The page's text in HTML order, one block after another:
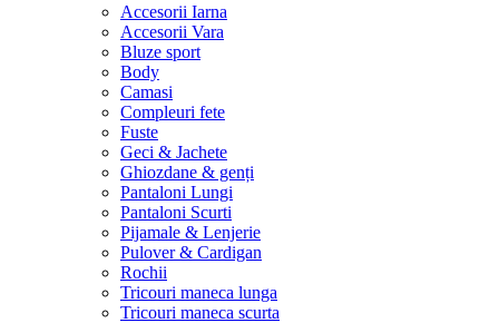
Accesorii Iarna
Accesorii Vara
Bluze sport
Body
Camasi
Compleuri fete
Fuste
Geci & Jachete
Ghiozdane & genți
Pantaloni Lungi
Pantaloni Scurti
Pijamale & Lenjerie
Pulover & Cardigan
Rochii
Tricouri maneca lunga
Tricouri maneca scurta